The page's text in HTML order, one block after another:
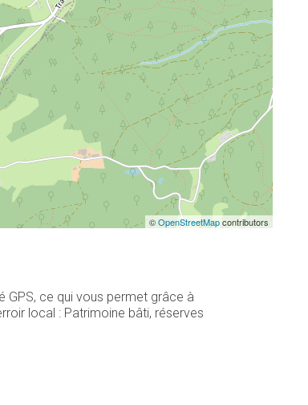
©OpenStreetMapcontributors
GPS, ce qui vous permet grâce à
local : Patrimoine bâti, réserves